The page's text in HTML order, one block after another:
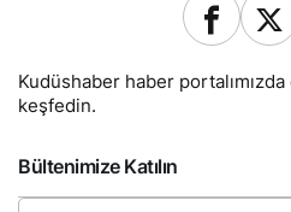
Kudüshaber haber
keşfedin.
Bültenimize Katılın